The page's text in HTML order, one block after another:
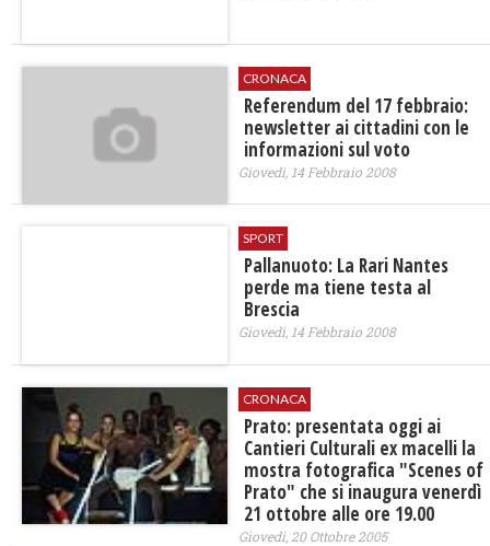
CRONACA
Referendum del 17 febbraio:
newsletter ai cittadini con le
informazioni sul voto
Giovedì, 14 Febbraio 2008
SPORT
Pallanuoto: La Rari Nantes
perde ma tiene testa al
Brescia
Giovedì, 14 Febbraio 2008
CRONACA
Prato: presentata oggi ai
Cantieri Culturali ex macelli la
mostra fotografica "Scenes of
Prato" che si inaugura venerdì
21 ottobre alle ore 19.00
Giovedì, 20 Ottobre 2005